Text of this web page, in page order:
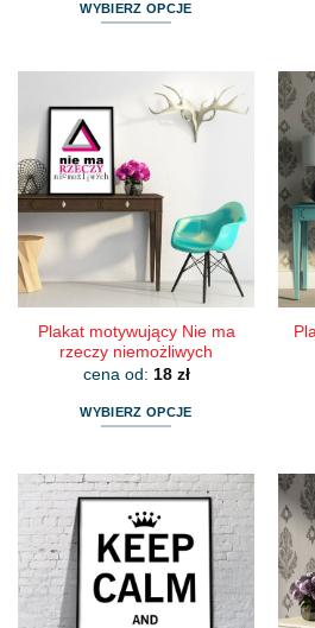
WYBIERZ OPCJE
wiele
wariantów.
Opcje
można
wybrać
na
stronie
produktu
Plakat motywujący Nie ma
rzeczy niemożliwych
cena od: 18 zł
WYBIERZ OPCJE
ma
wiele
wariantów.
Opcje
można
wybrać